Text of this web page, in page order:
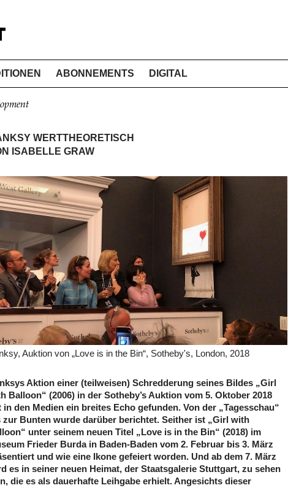
ABONNEMENTS DIGITAL
WERTTHEORETISCH
ISABELLE GRAW
Auktion von „Love is in the Bin“, Sotheby's, London, 2018
Aktion einer (teilweisen) Schredderung seines Bildes „Girl
Balloon“ (2006) in der Sotheby’s Auktion vom 5. Oktober 2018
in den Medien ein breites Echo gefunden. Von der „Tagesschau“
zur Bunten wurde darüber berichtet. Seither ist „Girl with
unter seinem neuen Titel „Love is in the Bin“ (2018) im
Frieder Burda in Baden-Baden vom 2. Februar bis 3. März
und wie eine Ikone gefeiert worden. Und ab dem 7. März
es in seiner neuen Heimat, der Staatsgalerie Stuttgart, zu sehen
die es als dauerhafte Leihgabe erhielt. Angesichts dieser